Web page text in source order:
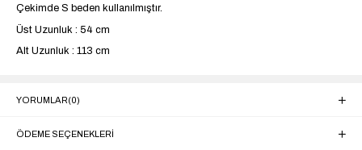
Çekimde S beden kullanılmıştır.
Üst Uzunluk : 54 cm
Alt Uzunluk : 113 cm
YORUMLAR(0)
ÖDEME SEÇENEKLERI